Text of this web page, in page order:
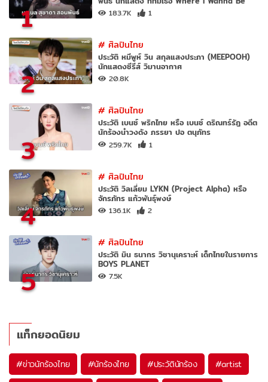
1 183.7K 1
2
#ศิลปินไทย
ประวัติ หมีพูห์ วิน สกุลแสงประภา (MEEPOOH)
นักแสดงซีรีส์ วิมานอากาศ
20.8K
3
#ศิลปินไทย
ประวัติ เบนซ์ พริกไทย หรือ เบนซ์ ดริณทร์รัฎ อดีต
นักร้องนำวงดัง ภรรยา ปอ ตนุภัทร
259.7K 1
4
#ศิลปินไทย
ประวัติ วิลเลี่ยม LYKN (Project Alpha) หรือ
จักรภัทร แก้วพันธุ์พงษ์
136.1K 2
5
#ศิลปินไทย
ประวัติ มิน ธนากร วิชานุเคราะห์ เด็กไทยในรายการ
BOYS PLANET
7.5K
แท็กยอดนิยม
#ข่าวนักร้องไทย #นักร้องไทย #ประวัตินักร้อง #artist